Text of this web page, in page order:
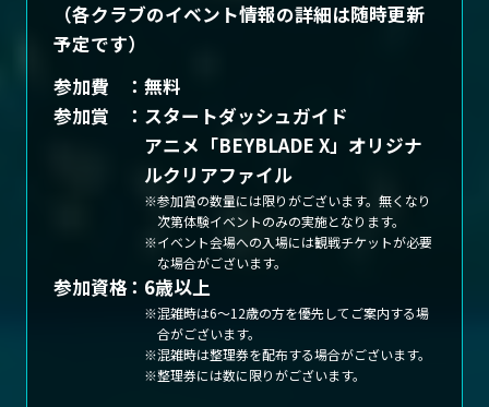
（各クラブのイベント情報の詳細は随時更新
予定です）
参加費
無料
参加賞
スタートダッシュガイド
アニメ「BEYBLADE X」オリジナ
ルクリアファイル
参加賞の数量には限りがございます。無くなり
次第体験イベントのみの実施となります。
イベント会場への入場には観戦チケットが必要
な場合がございます。
参加資格 6歳以上
混雑時は6～12歳の方を優先してご案内する場
合がございます。
混雑時は整理券を配布する場合がございます。
整理券には数に限りがございます。